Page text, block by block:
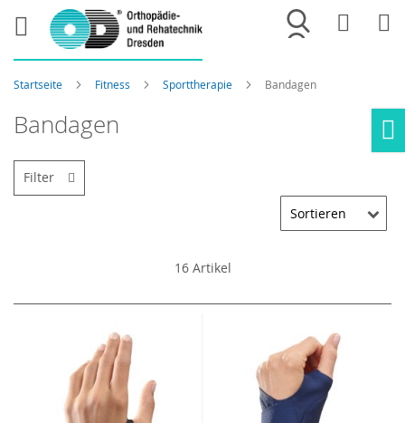
Merkliste
Startseite Fitness Sporttherapie Bandagen
Bandagen
16Artikel
Filter